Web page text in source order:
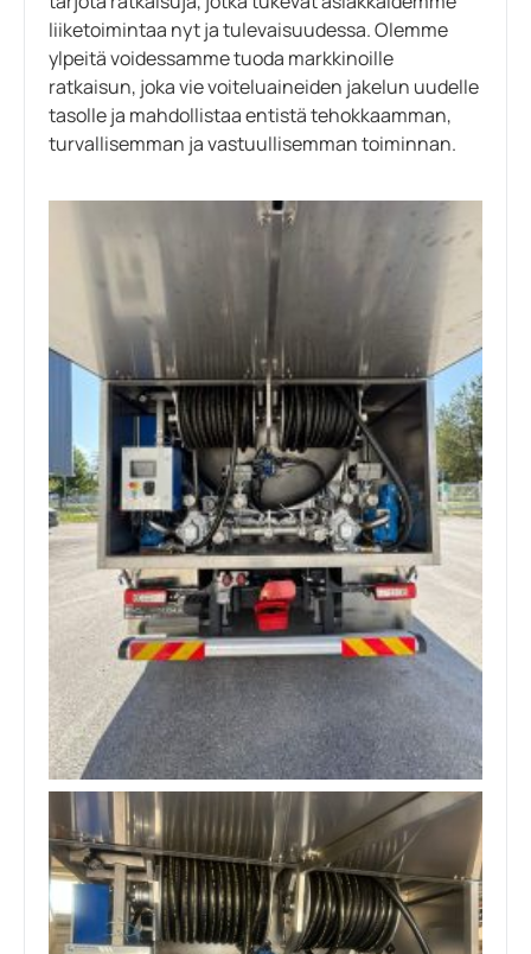
liiketoimintaa nyt ja tulevaisuudessa. Olemme
ylpeitä voidessamme tuoda markkinoille
ratkaisun, joka vie voiteluaineiden jakelun uudelle
tasolle ja mahdollistaa entistä tehokkaamman,
turvallisemman ja vastuullisemman toiminnan.